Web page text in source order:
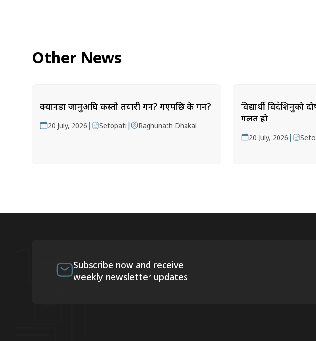
Other News
क्यानडा जानुअघि कस्तो तयारी गर्ने? गएपछि के गर्ने?
20 July, 2026 | Setopati | Raghunath Dhakal
विद्यार्थी विदेशिनुको
गलत हो
20 July, 2026 |
Subscribe now and receive
weekly newsletter updates